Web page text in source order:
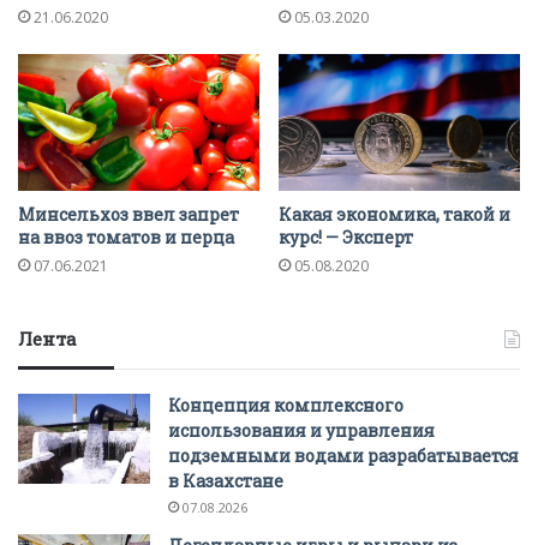
21.06.2020 05.03.2020
Минсельхоз ввел запрет
на ввоз томатов и перца
07.06.2021
Какая экономика, такой и
курс! — Эксперт
05.08.2020
Лента
Концепция комплексного
использования и управления
подземными водами разрабатывается
в Казахстане
07.08.2026